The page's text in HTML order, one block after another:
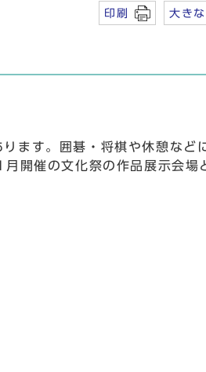
印刷 大き
ます。囲碁・将棋や休憩など
開催の文化祭の作品展示会場